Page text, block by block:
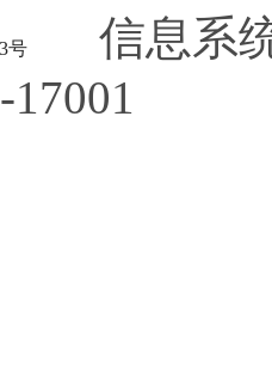
号
信息系
17001